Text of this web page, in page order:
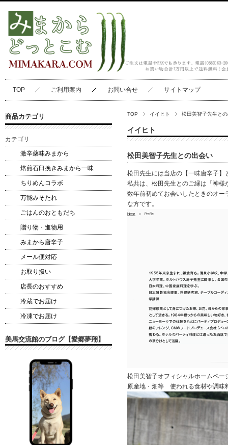
TOP ご利用案内 お問い合せ サイトマップ
TOP イイヒト 松田美智子先生と
イイヒト
松田美智子先生との出会い
松田先生には当店の【一味唐辛子
私共は、松田先生とのご縁は「 神様
数年前初めてお会いしたときのオ
な方です。
松田美智子オフィシャルホームペ
原産地・畑等 使われる食材や調味
商品カテゴリ
カテゴリ
激辛薬味みまから
焙煎石臼挽きみまから一味
ちりめんコラボ
万能みそたれ
ごはんのおともだち
贈り物・進物用
みまから唐辛子
メール便対応
お取り扱い
店長のおすすめ
冷蔵でお届け
冷凍でお届け
美馬交流館のブログ【愛郷夢翔】